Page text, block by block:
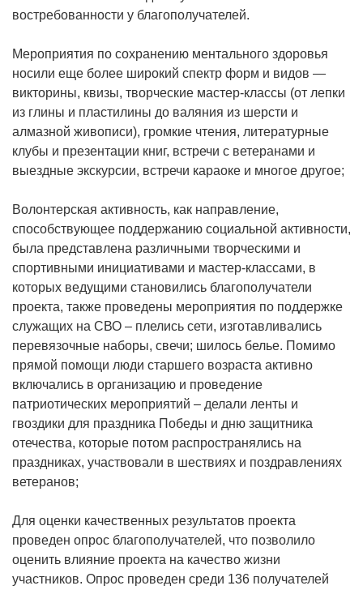
востребованности у благополучателей.
Мероприятия по сохранению ментального здоровья
носили еще более широкий спектр форм и видов —
викторины, квизы, творческие мастер-классы (от лепки
из глины и пластилины до валяния из шерсти и
алмазной живописи), громкие чтения, литературные
клубы и презентации книг, встречи с ветеранами и
выездные экскурсии, встречи караоке и многое другое;
Волонтерская активность, как направление,
способствующее поддержанию социальной активности,
была представлена различными творческими и
спортивными инициативами и мастер-классами, в
которых ведущими становились благополучатели
проекта, также проведены мероприятия по поддержке
служащих на СВО – плелись сети, изготавливались
перевязочные наборы, свечи; шилось белье. Помимо
прямой помощи люди старшего возраста активно
включались в организацию и проведение
патриотических мероприятий – делали ленты и
гвоздики для праздника Победы и дню защитника
отечества, которые потом распространялись на
праздниках, участвовали в шествиях и поздравлениях
ветеранов;
Для оценки качественных результатов проекта
проведен опрос благополучателей, что позволило
оценить влияние проекта на качество жизни
участников. Опрос проведен среди 136 получателей